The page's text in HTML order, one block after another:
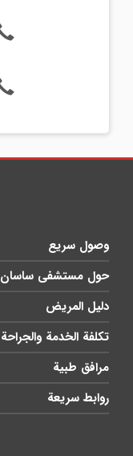
وصول سريع
حول مستشفى ساسان
دليل المريض
تكلفة الخدمة والجراحة
مرافق طبية
روابط سريعة